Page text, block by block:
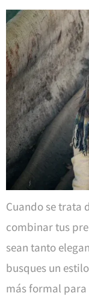
Cuando se trata
combinar tus
sean tanto
busques un
más formal para